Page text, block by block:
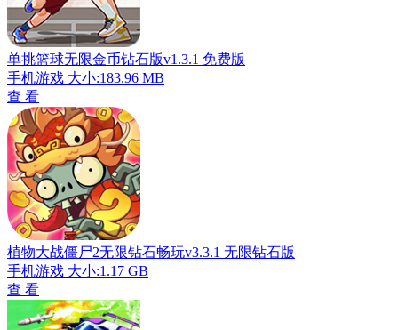
单挑篮球无限金币钻石版v1.3.1 免费版
手机游戏 大小:183.96 MB
查 看
植物大战僵尸2无限钻石畅玩v3.3.1 无限钻石版
手机游戏 大小:1.17 GB
查 看